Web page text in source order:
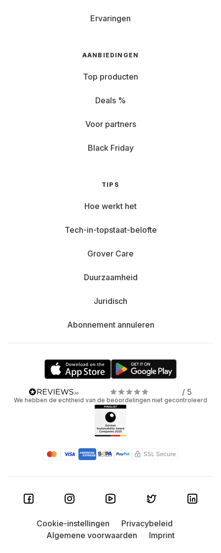
Ervaringen
AANBIEDINGEN
Top producten
Deals %
Voor partners
Black Friday
TIPS
Hoe werkt het
Tech-in-topstaat-belofte
Grover Care
Duurzaamheid
Juridisch
Abonnement annuleren
/ 5
We hebben de echtheid van de beoordelingen niet gecontroleerd
Cookie-instellingen
Privacybeleid
Algemene voorwaarden
Imprint